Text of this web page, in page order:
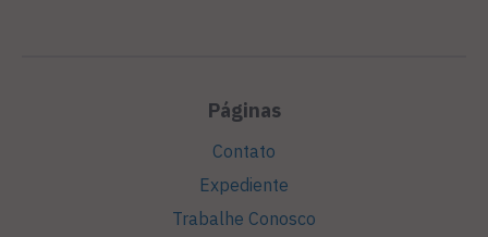
Páginas
Contato
Expediente
Trabalhe Conosco